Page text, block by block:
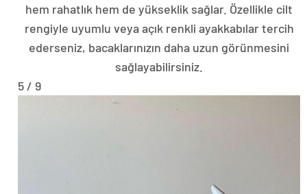
hem rahatlık hem de yükseklik sağlar. Özellikle cilt
rengiyle uyumlu veya açık renkli ayakkabılar tercih
ederseniz, bacaklarınızın daha uzun görünmesini
sağlayabilirsiniz.
5 / 9